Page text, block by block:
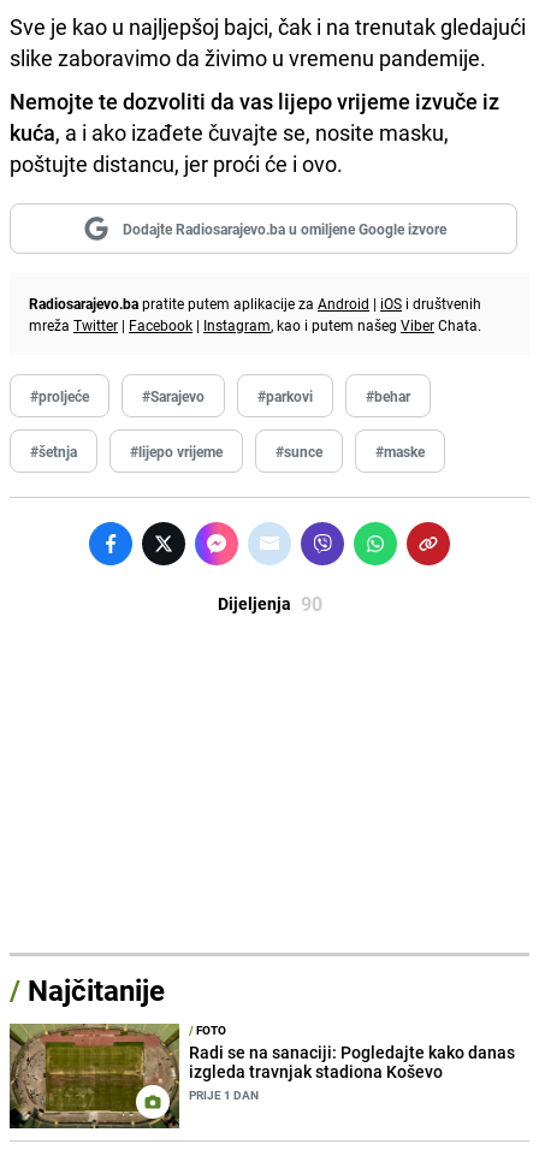
Sve je kao u najljepšoj bajci, čak i na trenutak gledajući
slike zaboravimo da živimo u vremenu pandemije.
Nemojte te dozvoliti da vas lijepo vrijeme izvuče iz
kuća, a i ako izađete čuvajte se, nosite masku,
poštujte distancu, jer proći će i ovo.
Dodajte Radiosarajevo.ba u omiljene Google izvore
Radiosarajevo.bapratite putem aplikacije za Android | iOS i društvenih
mreža Twitter | Facebook | Instagram, kao i putem našeg ViberChata.
#proljeće #Sarajevo #parkovi #behar
#šetnja #lijepo vrijeme #sunce #maske
Dijeljenja 90
/ Najčitanije
/FOTO
Radi se na sanaciji: Pogledajte kako danas
izgleda travnjak stadiona Koševo
PRIJE 1 DAN